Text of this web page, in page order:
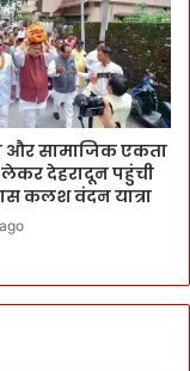
और सामाजिक एकता
देहरादून पहुंची
कलश वंदन यात्रा